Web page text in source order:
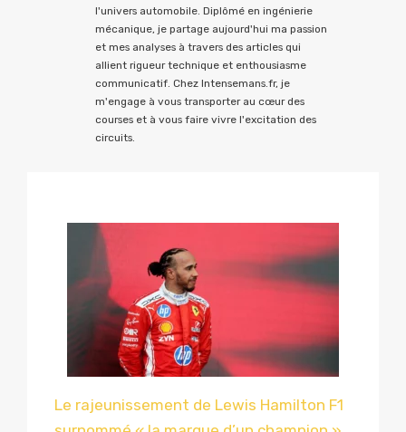
l'univers automobile. Diplômé en ingénierie
mécanique, je partage aujourd'hui ma passion
et mes analyses à travers des articles qui
allient rigueur technique et enthousiasme
communicatif. Chez Intensemans.fr, je
m'engage à vous transporter au cœur des
courses et à vous faire vivre l'excitation des
circuits.
Le rajeunissement de Lewis Hamilton F1